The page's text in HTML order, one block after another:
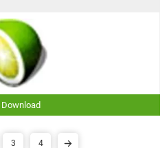
Download
3 4